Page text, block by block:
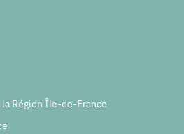
Région Île-de-France